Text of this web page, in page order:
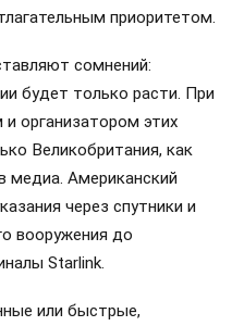
приоритетом.
сомнений:
будет только расти. При
организатором этих
Великобритания, как
медиа. Американский
через спутники и
вооружения до
Starlink.
или быстрые,